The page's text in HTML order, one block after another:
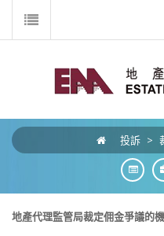
投訴 >
地產代理監管局裁定佣金爭議的